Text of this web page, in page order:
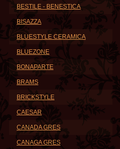
BESTILE - BENESTICA
BISAZZA
BLUESTYLE CERAMICA
BLUEZONE
BONAPARTE
BRAMS
BRICKSTYLE
CAESAR
CANADA GRES
CANAGA GRES